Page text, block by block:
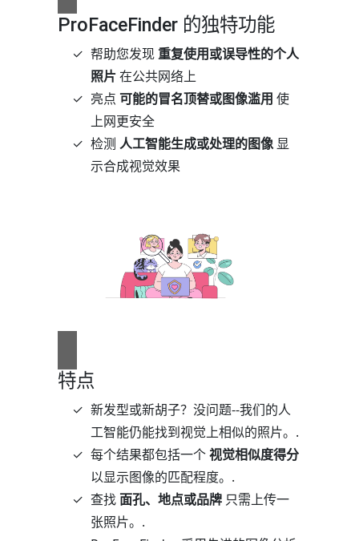
ProFaceFinder 的独特功能
帮助您发现重复使用或误导性的个人
照片在公共网络上
亮点 可能的冒名顶替或图像滥用 使
上网更安全
检测 人工智能生成或处理的图像显
示合成视觉效果
特点
新发型或新胡子？没问题--我们的人
工智能仍能找到视觉上相似的照片。.
每个结果都包括一个视觉相似度得分
以显示图像的匹配程度。.
查找 面孔、地点或品牌只需上传一
张照片。.